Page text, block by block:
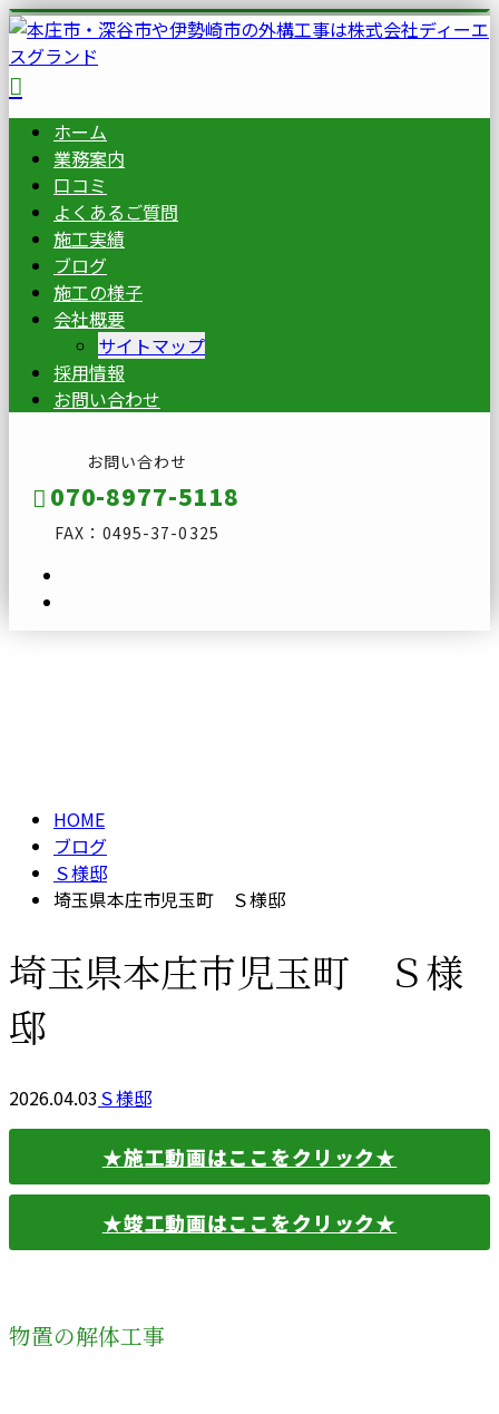
ホーム
業務案内
口コミ
よくあるご質問
施工実績
ブログ
施工の様子
会社概要
サイトマップ
採用情報
お問い合わせ
お問い合わせ
070-8977-5118
FAX：0495-37-0325
HOME
ブログ
Ｓ様邸
埼玉県本庄市児玉町 Ｓ様邸
埼玉県本庄市児玉町 Ｓ様
邸
2026.04.03Ｓ様邸
★施工動画はここをクリック★
★竣工動画はここをクリック★
物置の解体工事